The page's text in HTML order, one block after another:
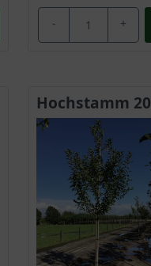
- +
Hochstamm